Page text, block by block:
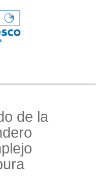
de la